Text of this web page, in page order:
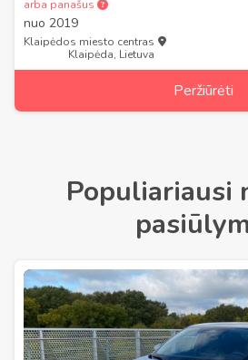
arba panašus
nuo 2019
Klaipėdos miesto centras
Klaipėda, Lietuva
Peržiūrėti
Populiariausi